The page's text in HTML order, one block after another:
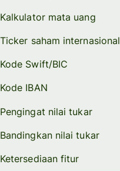
Kalkulator mata uang
Ticker saham internasional
Kode Swift/BIC
Kode IBAN
Pengingat nilai tukar
Bandingkan nilai tukar
Ketersediaan fitur